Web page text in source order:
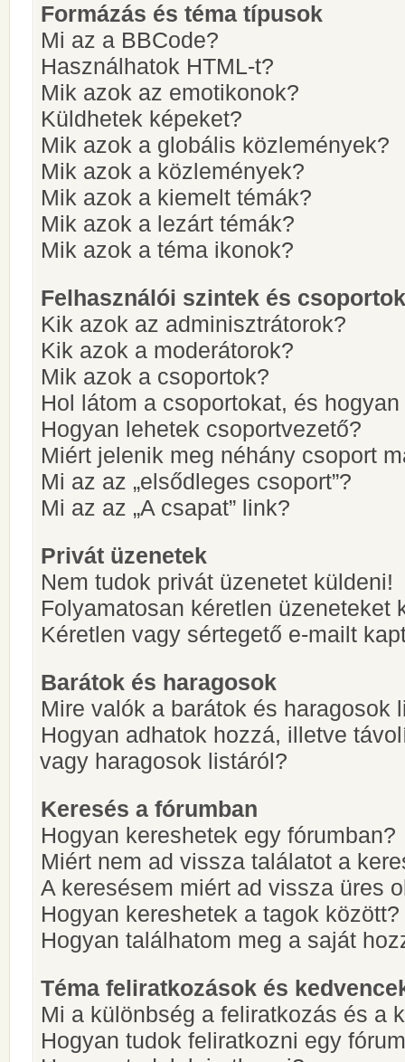
Formázás és téma típusok
Mi az a BBCode?
Használhatok HTML-t?
Mik azok az emotikonok?
Küldhetek képeket?
Mik azok a globális közlemények?
Mik azok a közlemények?
Mik azok a kiemelt témák?
Mik azok a lezárt témák?
Mik azok a téma ikonok?
Felhasználói szintek és csoportok
Kik azok az adminisztrátorok?
Kik azok a moderátorok?
Mik azok a csoportok?
Hol látom a csoportokat, és
Hogyan lehetek csoportvezető?
Miért jelenik meg néhány csoport
Mi az az „elsődleges csoport”?
Mi az az „A csapat” link?
Privát üzenetek
Nem tudok privát üzenetet küldeni!
Folyamatosan kéretlen üzeneteket
Kéretlen vagy sértegető e-mailt
Barátok és haragosok
Mire valók a barátok és haragosok
Hogyan adhatok hozzá, illetve
vagy haragosok listáról?
Keresés a fórumban
Hogyan kereshetek egy fórumban?
Miért nem ad vissza találatot a
A keresésem miért ad vissza üres
Hogyan kereshetek a tagok között?
Hogyan találhatom meg a saját
Téma feliratkozások és
Mi a különbség a feliratkozás és a
Hogyan tudok feliratkozni egy